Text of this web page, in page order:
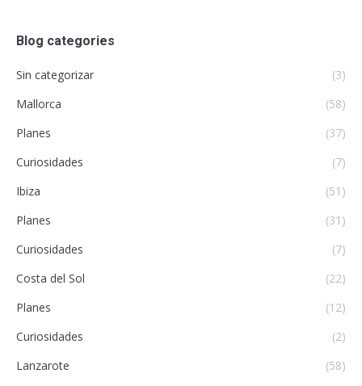
Blog categories
Sin categorizar
(3)
Mallorca
(58)
Planes
(37)
Curiosidades
(7)
Ibiza
(51)
Planes
(31)
Curiosidades
(7)
Costa del Sol
(22)
Planes
(12)
Curiosidades
(2)
Lanzarote
(58)